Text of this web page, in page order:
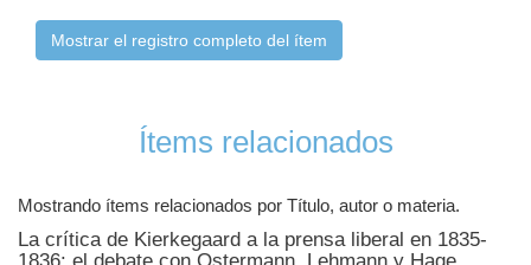
Mostrar el registro completo del ítem
Ítems relacionados
Mostrando ítems relacionados por Título, autor o materia.
La crítica de Kierkegaard a la prensa liberal en 1835-